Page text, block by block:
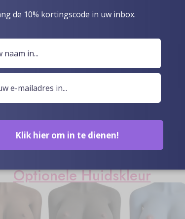
u echte sekspoppen rechtstreeks van de
krijgt zoals u wenst.
Optionele Huidskleur
de 10% kortingscode in uw inbox.
Klik hier om in te dienen!